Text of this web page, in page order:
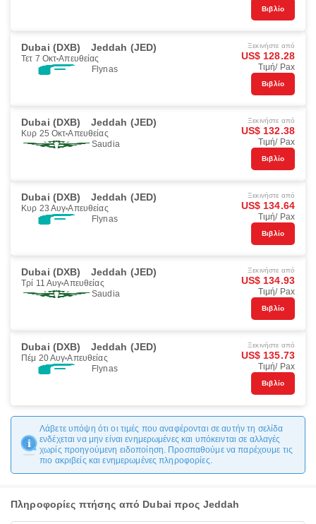
Βιβλίο
Dubai (DXB) Jeddah (JED)
Τετ 7 Οκτ Απευθείας
Flynas
Ξεκινήστε από
US$ 128.28
Τιμή/ Pax
Βιβλίο
Dubai (DXB) Jeddah (JED)
Κυρ 25 Οκτ Απευθείας
Saudia
Ξεκινήστε από
US$ 132.38
Τιμή/ Pax
Βιβλίο
Dubai (DXB) Jeddah (JED)
Κυρ 23 Αυγ Απευθείας
Flynas
Ξεκινήστε από
US$ 134.64
Τιμή/ Pax
Βιβλίο
Dubai (DXB) Jeddah (JED)
Τρί 11 Αυγ Απευθείας
Saudia
Ξεκινήστε από
US$ 134.93
Τιμή/ Pax
Βιβλίο
Dubai (DXB) Jeddah (JED)
Πέμ 20 Αυγ Απευθείας
Flynas
Ξεκινήστε από
US$ 135.73
Τιμή/ Pax
Βιβλίο
Λάβετε υπόψη ότι οι τιμές που αναφέρονται σε αυτήν τη σελίδα
ενδέχεται να μην είναι ενημερωμένες και υπόκεινται σε αλλαγές
χωρίς προηγούμενη ειδοποίηση. Προσπαθούμε να παρέχουμε τις
πιο ακριβείς και ενημερωμένες πληροφορίες.
Πληροφορίες πτήσης από Dubai προς Jeddah